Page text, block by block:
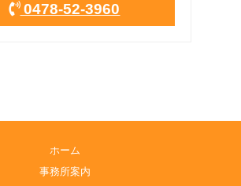
0478-52-3960
ホーム
事務所案内